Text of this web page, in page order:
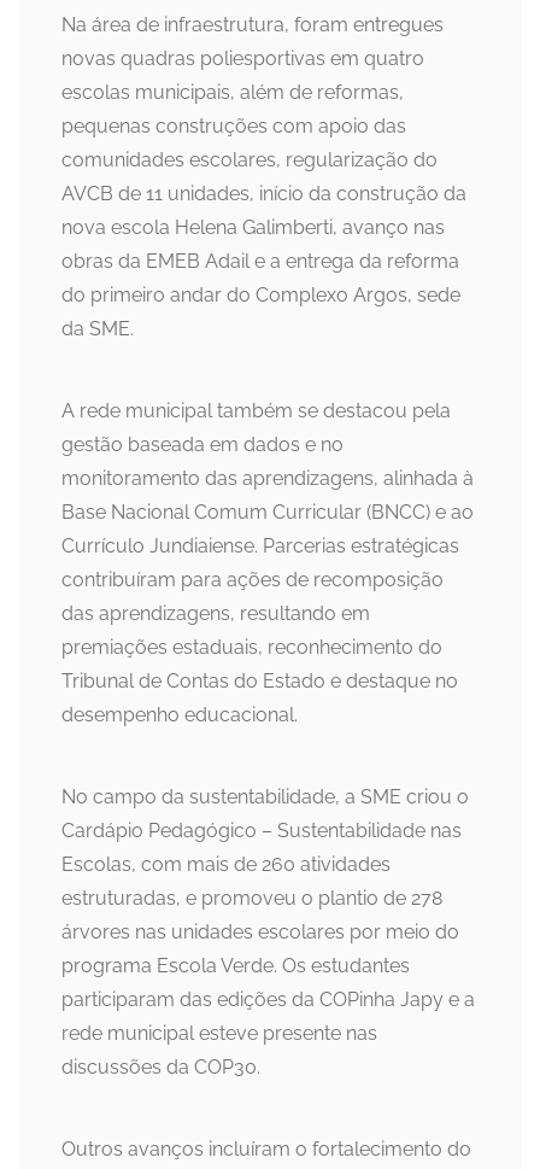
Na área de infraestrutura, foram entregues
novas quadras poliesportivas em quatro
escolas municipais, além de reformas,
pequenas construções com apoio das
comunidades escolares, regularização do
AVCB de 11 unidades, início da construção da
nova escola Helena Galimberti, avanço nas
obras da EMEB Adail e a entrega da reforma
do primeiro andar do Complexo Argos, sede
da SME.
A rede municipal também se destacou pela
gestão baseada em dados e no
monitoramento das aprendizagens, alinhada à
Base Nacional Comum Curricular (BNCC) e ao
Currículo Jundiaiense. Parcerias estratégicas
contribuíram para ações de recomposição
das aprendizagens, resultando em
premiações estaduais, reconhecimento do
Tribunal de Contas do Estado e destaque no
desempenho educacional.
No campo da sustentabilidade, a SME criou o
Cardápio Pedagógico – Sustentabilidade nas
Escolas, com mais de 260 atividades
estruturadas, e promoveu o plantio de 278
árvores nas unidades escolares por meio do
programa Escola Verde. Os estudantes
participaram das edições da COPinha Japy e a
rede municipal esteve presente nas
discussões da COP30.
Outros avanços incluíram o fortalecimento do